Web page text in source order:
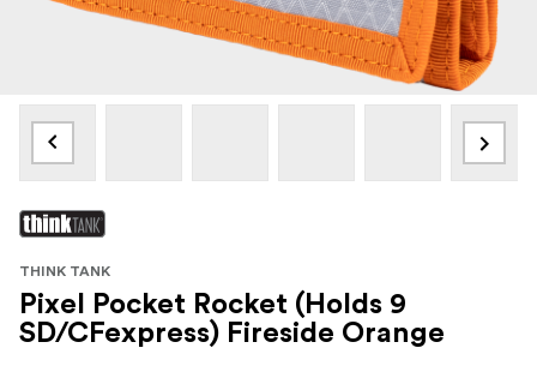
THINK TANK
Pixel Pocket Rocket (Holds 9
SD/CFexpress) Fireside Orange